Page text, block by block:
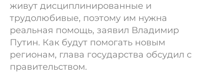
живут дисциплинированные и
трудолюбивые, поэтому им нужна
реальная помощь, заявил Владимир
Путин. Как будут помогать новым
регионам, глава государства обсудил с
правительством.